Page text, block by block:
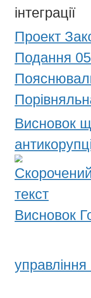
інтеграції
Проект
Подання
Висновок
Висновок